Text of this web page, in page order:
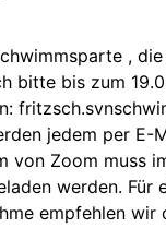
,
bitte bis zum
jedem per E-
von Zoom muss
werden. Für
empfehlen wir